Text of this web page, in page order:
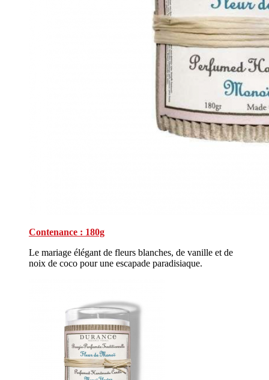
Contenance : 180g
Le mariage élégant de fleurs blanches, de vanille et de
noix de coco pour une escapade paradisiaque.